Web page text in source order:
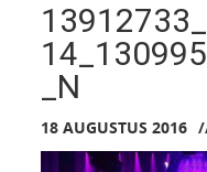
_N
18 AUGUSTUS 2016